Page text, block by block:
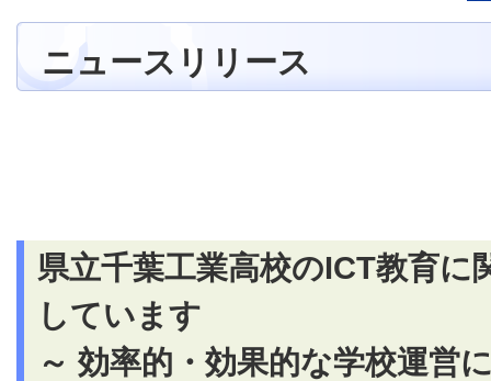
ニュースリリース
県立千葉工業高校のICT教育に
しています
～ 効率的・効果的な学校運営